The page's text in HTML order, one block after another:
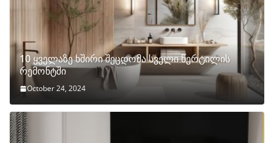
10 ყველაზე ხშირი შეცდომა სველი წერტილის
რემონტში
October 24, 2024